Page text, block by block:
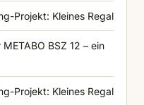
Projekt: Kleines Regal
BSZ 12 – ein
Projekt: Kleines Regal